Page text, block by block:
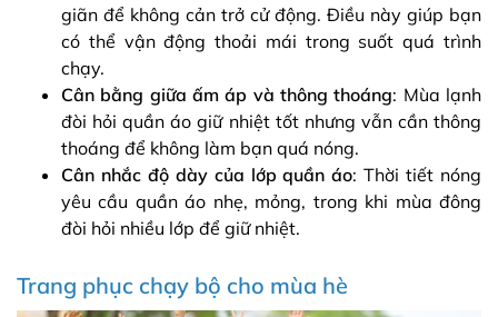
giãn để không cản trở cử động. Điều này giúp bạn
có thể vận động thoải mái trong suốt quá trình
chạy.
Cân bằng giữa ấm áp và thông thoáng: Mùa lạnh
đòi hỏi quần áo giữ nhiệt tốt nhưng vẫn cần thông
thoáng để không làm bạn quá nóng.
Cân nhắc độ dày của lớp quần áo: Thời tiết nóng
yêu cầu quần áo nhẹ, mỏng, trong khi mùa đông
đòi hỏi nhiều lớp để giữ nhiệt.
Trang phục chạy bộ cho mùa hè